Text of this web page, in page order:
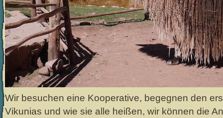
Wir besuchen eine Kooperative, begegnen den
Vikunias und wie sie alle heißen, wir können die